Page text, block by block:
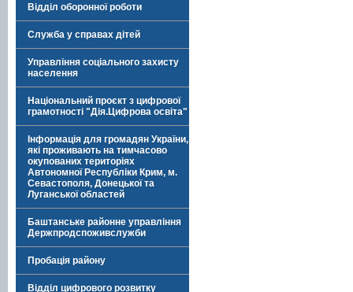
Відділ оборонної роботи
Служба у справах дітей
Управління соціального захисту
населення
Національний проєкт з цифрової
грамотності "Дія.Цифрова освіта"
Інформація для громадян України,
які проживають на тимчасово
окупованих територіях
Автономної Республіки Крим, м.
Севастополя, Донецької та
Луганської областей
Баштанське районне управління
Держпродспоживслужби
Пробація району
Відділ цифрового розвитку